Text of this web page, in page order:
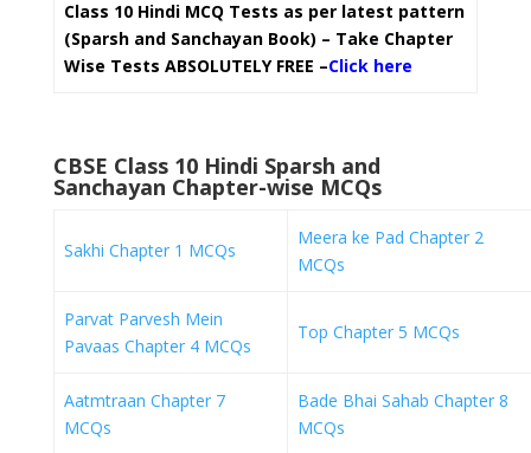
Class 10 Hindi MCQ Tests as per latest pattern
(Sparsh and Sanchayan Book) – Take Chapter
Wise Tests ABSOLUTELY FREE –Click here
CBSE Class 10 Hindi Sparsh and
Sanchayan Chapter-wise MCQs
Sakhi Chapter 1 MCQs
Meera ke Pad Chapter 2
MCQs
Parvat Parvesh Mein
Pavaas Chapter 4 MCQs
Top Chapter 5 MCQs
Aatmtraan Chapter 7
MCQs
Bade Bhai Sahab Chapter 8
MCQs